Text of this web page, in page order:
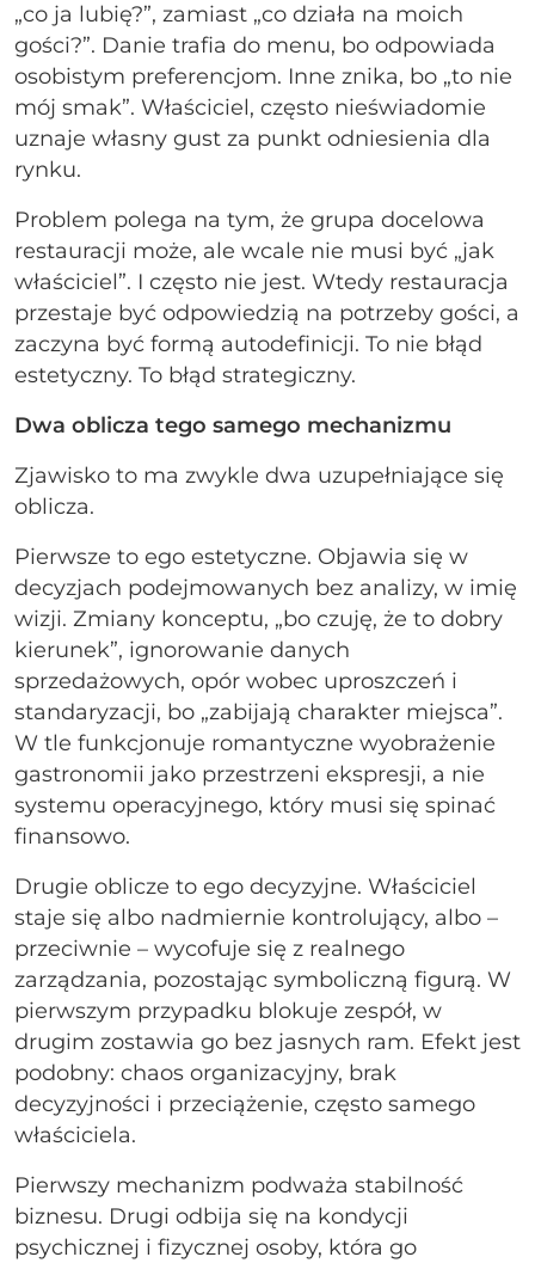
„co ja lubię?”, zamiast „co działa na moich
gości?”. Danie trafia do menu, bo odpowiada
osobistym preferencjom. Inne znika, bo „to nie
mój smak”. Właściciel, często nieświadomie
uznaje własny gust za punkt odniesienia dla
rynku.
Problem polega na tym, że grupa docelowa
restauracji może, ale wcale nie musi być „jak
właściciel”. I często nie jest. Wtedy restauracja
przestaje być odpowiedzią na potrzeby gości, a
zaczyna być formą autodefinicji. To nie błąd
estetyczny. To błąd strategiczny.
Dwa oblicza tego samego mechanizmu
Zjawisko to ma zwykle dwa uzupełniające się
oblicza.
Pierwsze to ego estetyczne. Objawia się w
decyzjach podejmowanych bez analizy, w imię
wizji. Zmiany konceptu, „bo czuję, że to dobry
kierunek”, ignorowanie danych
sprzedażowych, opór wobec uproszczeń i
standaryzacji, bo „zabijają charakter miejsca”.
W tle funkcjonuje romantyczne wyobrażenie
gastronomii jako przestrzeni ekspresji, a nie
systemu operacyjnego, który musi się spinać
finansowo.
Drugie oblicze to ego decyzyjne. Właściciel
staje się albo nadmiernie kontrolujący, albo –
przeciwnie – wycofuje się z realnego
zarządzania, pozostając symboliczną figurą. W
pierwszym przypadku blokuje zespół, w
drugim zostawia go bez jasnych ram. Efekt jest
podobny: chaos organizacyjny, brak
decyzyjności i przeciążenie, często samego
właściciela.
Pierwszy mechanizm podważa stabilność
biznesu. Drugi odbija się na kondycji
psychicznej i fizycznej osoby, która go